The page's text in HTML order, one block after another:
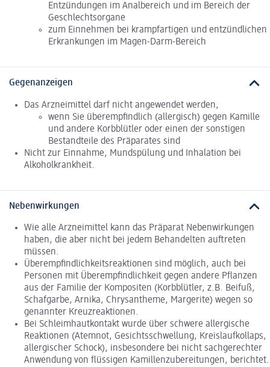
Entzündungen im Analbereich und im Bereich der
Geschlechtsorgane
zum Einnehmen bei krampfartigen und entzündlichen
Erkrankungen im Magen-Darm-Bereich
Gegenanzeigen
Das Arzneimittel darf nicht angewendet werden,
wenn Sie überempfindlich (allergisch) gegen Kamille
und andere Korbblütler oder einen der sonstigen
Bestandteile des Präparates sind
Nicht zur Einnahme, Mundspülung und Inhalation bei
Alkoholkrankheit.
Nebenwirkungen
Wie alle Arzneimittel kann das Präparat Nebenwirkungen
haben, die aber nicht bei jedem Behandelten auftreten
müssen.
Überempfindlichkeitsreaktionen sind möglich, auch bei
Personen mit Überempfindlichkeit gegen andere Pflanzen
aus der Familie der Kompositen (Korbblütler, z.B. Beifuß,
Schafgarbe, Arnika, Chrysantheme, Margerite) wegen so
genannter Kreuzreaktionen.
Bei Schleimhautkontakt wurde über schwere allergische
Reaktionen (Atemnot, Gesichtsschwellung, Kreislaufkollaps,
allergischer Schock), insbesondere bei nicht sachgerechter
Anwendung von flüssigen Kamillenzubereitungen, berichtet.